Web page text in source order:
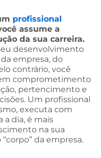
profissional
assume a
da sua carreira.
desenvolvimento
empresa, do
contrário, você
comprometimento
pertencimento e
Um profissional
executa com
a dia, é mais
na sua
da empresa.